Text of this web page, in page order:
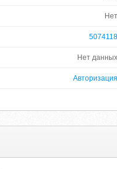
Нет
5074118
Нет данных
Авторизация